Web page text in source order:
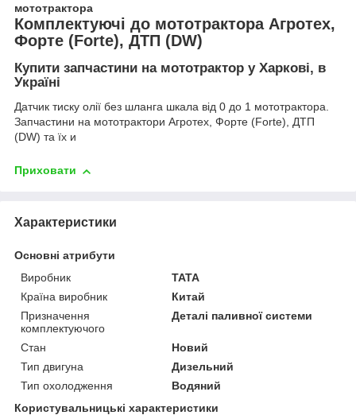
мототрактора
Комплектуючі до мототрактора Агротех,
Форте (Forte), ДТП (DW)
Купити запчастини на мототрактор у Харкові, в
Україні
Датчик тиску олії без шланга шкала від 0 до 1 мототрактора.
Запчастини на мототрактори Агротех, Форте (Forte), ДТП
(DW) та їх и
Приховати
Характеристики
Основні атрибути
Виробник
TATA
Країна виробник
Китай
Призначення
комплектуючого
Деталі паливної системи
Стан
Новий
Тип двигуна
Дизельний
Тип охолодження
Водяний
Користувальницькі характеристики